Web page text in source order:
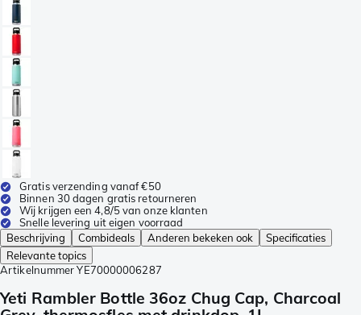
Gratis verzending vanaf €50
Binnen 30 dagen gratis retourneren
Wij krijgen een 4,8/5 van onze klanten
Snelle levering uit eigen voorraad
Beschrijving
Combideals Anderen bekeken ook
Specificaties
Relevante topics
Artikelnummer YE70000006287
Yeti Rambler Bottle 36oz Chug Cap, Charcoal